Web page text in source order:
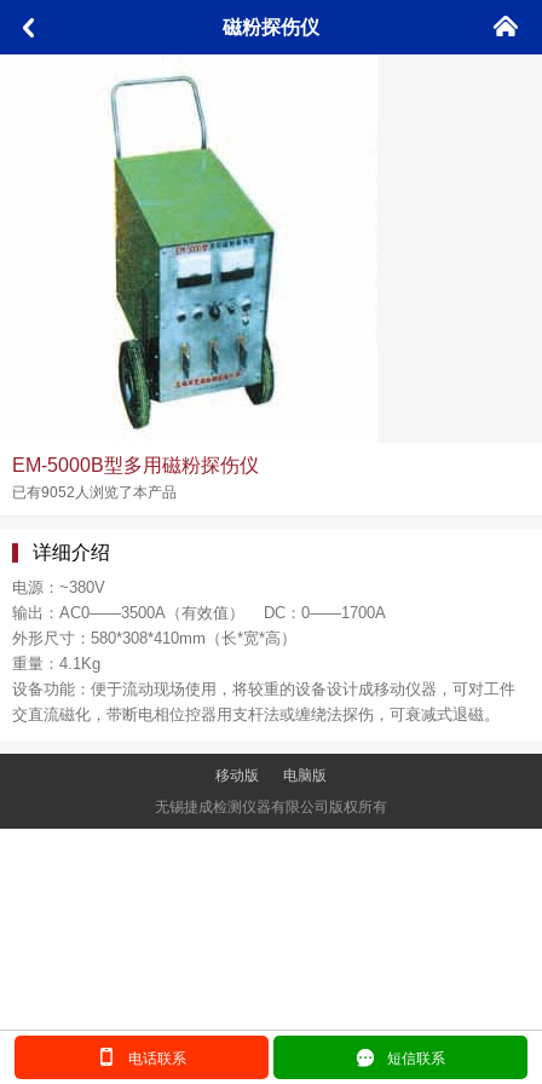
󰅮 磁粉探伤仪 󰄫
EM-5000B型多用磁粉探伤仪
已有9052人浏览了本产品
详细介绍
电源：~380V
输出：AC0——3500A（有效值） DC：0——1700A
外形尺寸：580*308*410mm（长*宽*高）
重量：4.1Kg
设备功能：便于流动现场使用，将较重的设备设计成移动仪器，可对工件
交直流磁化，带断电相位控器用支杆法或缠绕法探伤，可衰减式退磁。
移动版
电脑版
无锡捷成检测仪器有限公司版权所有
󰂢 电话联系 󰄲 短信联系